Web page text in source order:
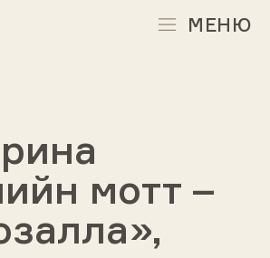
МЕНЮ
мотт –